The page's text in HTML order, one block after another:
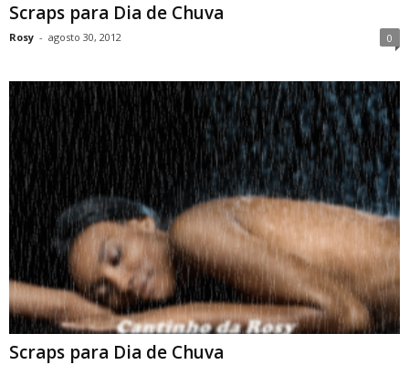
Scraps para Dia de Chuva
Rosy - agosto 30, 2012 0
Scraps para Dia de Chuva